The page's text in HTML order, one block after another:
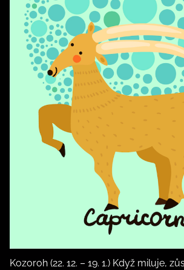
Kozoroh (22. 12. – 19. 1.) Když miluje,